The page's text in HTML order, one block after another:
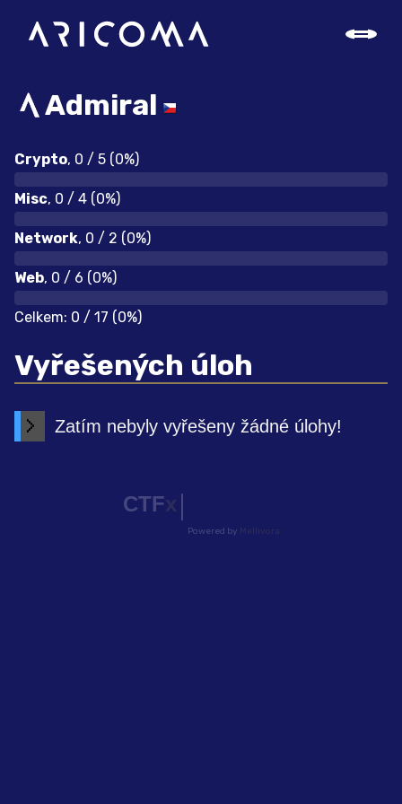
Admiral
Crypto, 0 / 5 (0%)
Misc, 0 / 4 (0%)
Network, 0 / 2 (0%)
Web, 0 / 6 (0%)
Celkem: 0 / 17 (0%)
Vyřešených úloh
Zatím nebyly vyřešeny žádné úlohy!
CTFx
Powered by Mellivora